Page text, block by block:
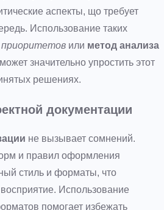
аспекты, що требует
Использование таких
или метод анализа
значительно упростить этот
решениях.
документации
не вызывает сомнений.
и правил оформления
стиль и форматы, что
Использование
помогает избежать